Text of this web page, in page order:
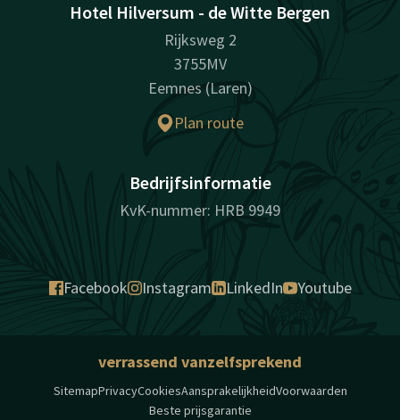
Hotel Hilversum - de Witte Bergen
Rijksweg 2
3755MV
Eemnes (Laren)
Plan route
Bedrijfsinformatie
KvK-nummer: HRB 9949
Facebook Instagram LinkedIn Youtube
verrassend vanzelfsprekend
SitemapPrivacyCookiesAansprakelijkheidVoorwaarden
Beste prijsgarantie